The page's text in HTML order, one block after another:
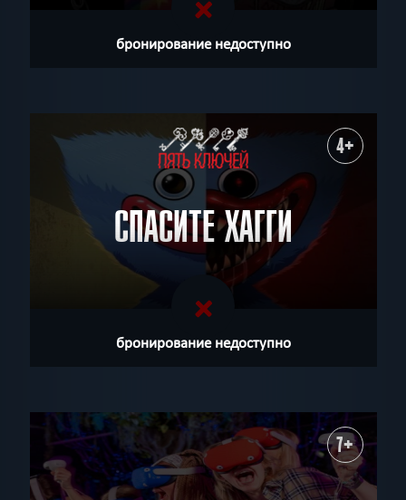
бронирование недоступно
4+
СПАСИТЕ ХАГГИ
бронирование недоступно
7+